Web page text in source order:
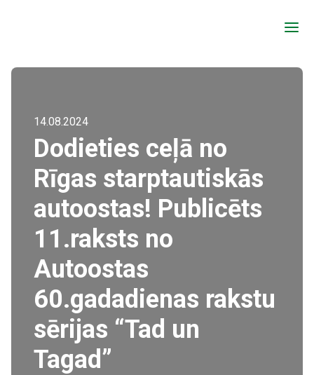
a
14.08.2024
Dodieties ceļā no
Rīgas starptautiskās
autoostas! Publicēts
11.raksts no
Autoostas
60.gadadienas rakstu
sērijas “Tad un
Tagad”